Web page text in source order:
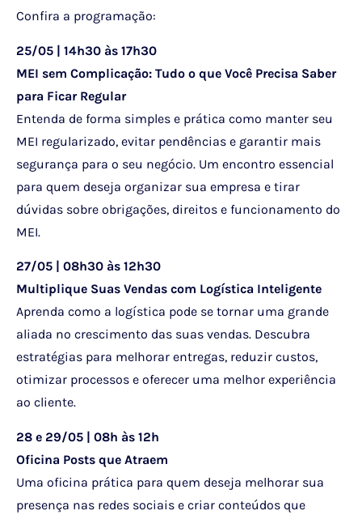
Confira a programação:
25/05 | 14h30 às 17h30
MEI sem Complicação: Tudo o que Você Precisa Saber
para Ficar Regular
Entenda de forma simples e prática como manter seu
MEI regularizado, evitar pendências e garantir mais
segurança para o seu negócio. Um encontro essencial
para quem deseja organizar sua empresa e tirar
dúvidas sobre obrigações, direitos e funcionamento do
MEI.
27/05 | 08h30 às 12h30
Multiplique Suas Vendas com Logística Inteligente
Aprenda como a logística pode se tornar uma grande
aliada no crescimento das suas vendas. Descubra
estratégias para melhorar entregas, reduzir custos,
otimizar processos e oferecer uma melhor experiência
ao cliente.
28 e 29/05 | 08h às 12h
Oficina Posts que Atraem
Uma oficina prática para quem deseja melhorar sua
presença nas redes sociais e criar conteúdos que